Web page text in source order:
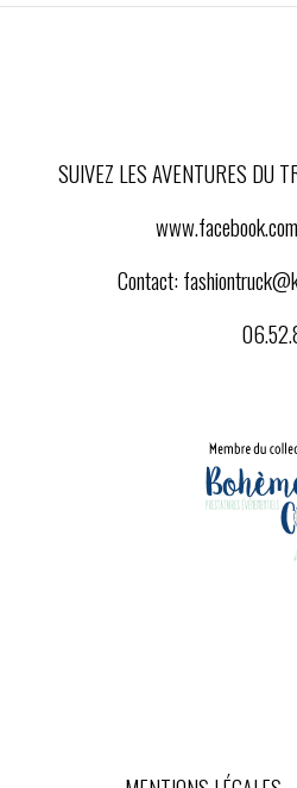
SUIVEZ LES AVENTURES DU
Contact: